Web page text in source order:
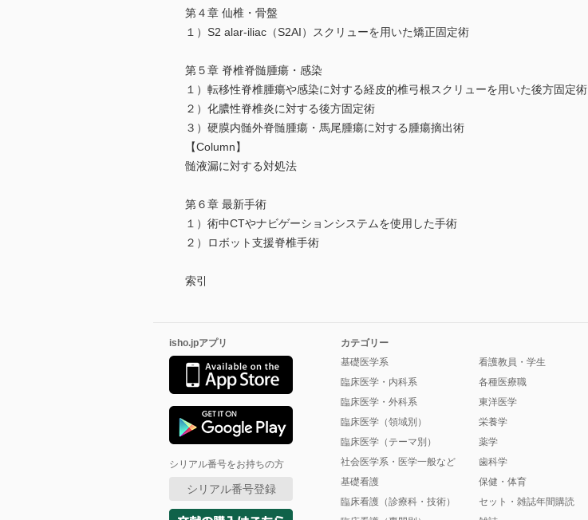
第４章 仙椎・骨盤
１）S2 alar-iliac（S2AI）スクリューを用いた矯正固定術
第５章 脊椎脊髄腫瘍・感染
１）転移性脊椎腫瘍や感染に対する経皮的椎弓根スクリューを用いた後方固定術
２）化膿性脊椎炎に対する後方固定術
３）硬膜内髄外脊髄腫瘍・馬尾腫瘍に対する腫瘍摘出術
【Column】
髄液漏に対する対処法
第６章 最新手術
１）術中CTやナビゲーションシステムを使用した手術
２）ロボット支援脊椎手術
索引
isho.jpアプリ
シリアル番号をお持ちの方
シリアル番号登録
カテゴリー
基礎医学系
臨床医学・内科系
臨床医学・外科系
臨床医学（領域別）
臨床医学（テーマ別）
社会医学系・医学一般など
基礎看護
臨床看護（診療科・技術）
看護教員・学生
各種医療職
東洋医学
栄養学
薬学
歯科学
保健・体育
セット・雑誌年間購読